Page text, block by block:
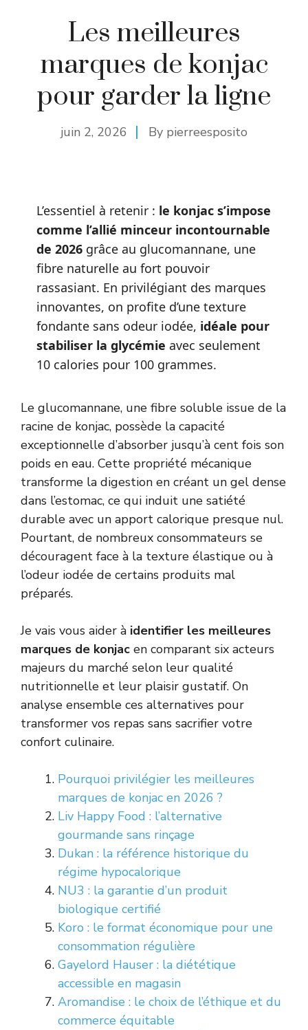
Les meilleures
marques de konjac
pour garder la ligne
juin 2, 2026 By pierreesposito
L’essentiel à retenir : le konjac s’impose
comme l’allié minceur incontournable
de 2026grâce au glucomannane, une
fibre naturelle au fort pouvoir
rassasiant. En privilégiant des marques
innovantes, on profite d’une texture
fondante sans odeur iodée, idéale pour
stabiliser la glycémie avec seulement
10 calories pour 100 grammes.
Le glucomannane, une fibre soluble issue de la
racine de konjac, possède la capacité
exceptionnelle d’absorber jusqu’à cent fois son
poids en eau. Cette propriété mécanique
transforme la digestion en créant un gel dense
dans l’estomac, ce qui induit une satiété
durable avec un apport calorique presque nul.
Pourtant, de nombreux consommateurs se
découragent face à la texture élastique ou à
l’odeur iodée de certains produits mal
préparés.
Je vais vous aider à identifier les meilleures
marques de konjac en comparant six acteurs
majeurs du marché selon leur qualité
nutritionnelle et leur plaisir gustatif. On
analyse ensemble ces alternatives pour
transformer vos repas sans sacrifier votre
confort culinaire.
Pourquoi privilégier les meilleures
marques de konjac en 2026 ?
Liv Happy Food : l’alternative
gourmande sans rinçage
Dukan : la référence historique du
régime hypocalorique
NU3 : la garantie d’un produit
biologique certifié
Koro : le format économique pour une
consommation régulière
Gayelord Hauser : la diététique
accessible en magasin
Aromandise : le choix de l’éthique et du
commerce équitable